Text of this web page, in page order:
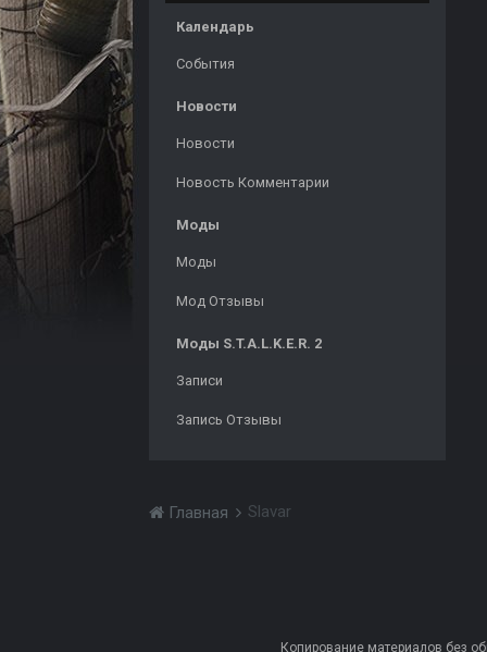
Календарь
События
Новости
Новости
Новость Комментарии
Моды
Моды
Мод Отзывы
Моды S.T.A.L.K.E.R. 2
Записи
Запись Отзывы
Главная Slavar
Копирование материалов без